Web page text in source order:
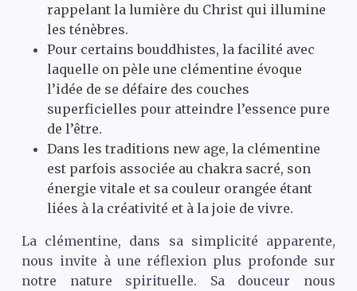
rappelant la lumière du Christ qui illumine
les ténèbres.
Pour certains bouddhistes, la facilité avec
laquelle on pèle une clémentine évoque
l’idée de se défaire des couches
superficielles pour atteindre l’essence pure
de l’être.
Dans les traditions new age, la clémentine
est parfois associée au chakra sacré, son
énergie vitale et sa couleur orangée étant
liées à la créativité et à la joie de vivre.
La clémentine, dans sa simplicité apparente,
nous invite à une réflexion plus profonde sur
notre nature spirituelle. Sa douceur nous